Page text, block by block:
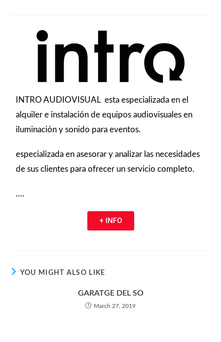
INTRO AUDIOVISUAL esta especializada en el
alquiler e instalación de equipos audiovisuales en
iluminación y sonido para eventos.
especializada en asesorar y analizar las necesidades
de sus clientes para ofrecer un servicio completo.
….
+ INFO
YOU MIGHT ALSO LIKE
GARATGE DEL SO
March 27, 2019